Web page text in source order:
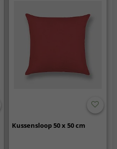
Kussensloop 50 x 50 cm